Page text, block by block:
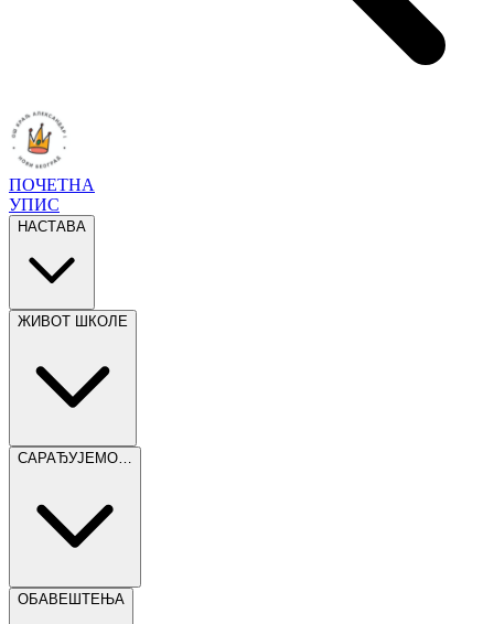
ПОЧЕТНА
УПИС
НАСТАВА
ЖИВОТ ШКОЛЕ
САРАЂУЈЕМО…
ОБАВЕШТЕЊА